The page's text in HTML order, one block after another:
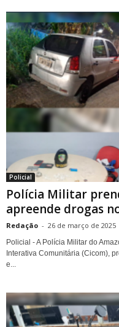
Policial
Polícia Militar
apreende drogas
Redação - 26 de março de 2025
Policial - A Polícia Militar do
Interativa Comunitária (Cicom),
e...